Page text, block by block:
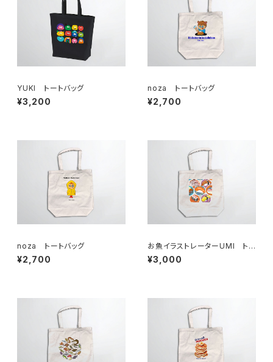
YUKI トートバッグ
¥3,200
noza トートバッグ
¥2,700
noza トートバッグ
¥2,700
お魚イラストレーターUMI ト
ートバッグ
¥3,000